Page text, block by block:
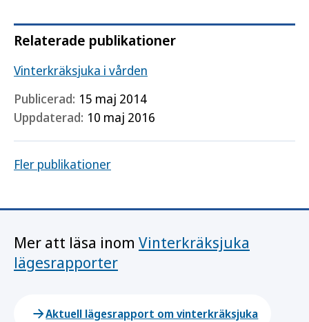
Relaterade publikationer
Vinterkräksjuka i vården
Publicerad: 15 maj 2014
Uppdaterad: 10 maj 2016
Fler publikationer
Mer att läsa inom Vinterkräksjuka
lägesrapporter
Aktuell lägesrapport om vinterkräksjuka